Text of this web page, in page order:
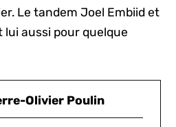
Le tandem Joel Embiid et
aussi pour quelque
Olivier Poulin